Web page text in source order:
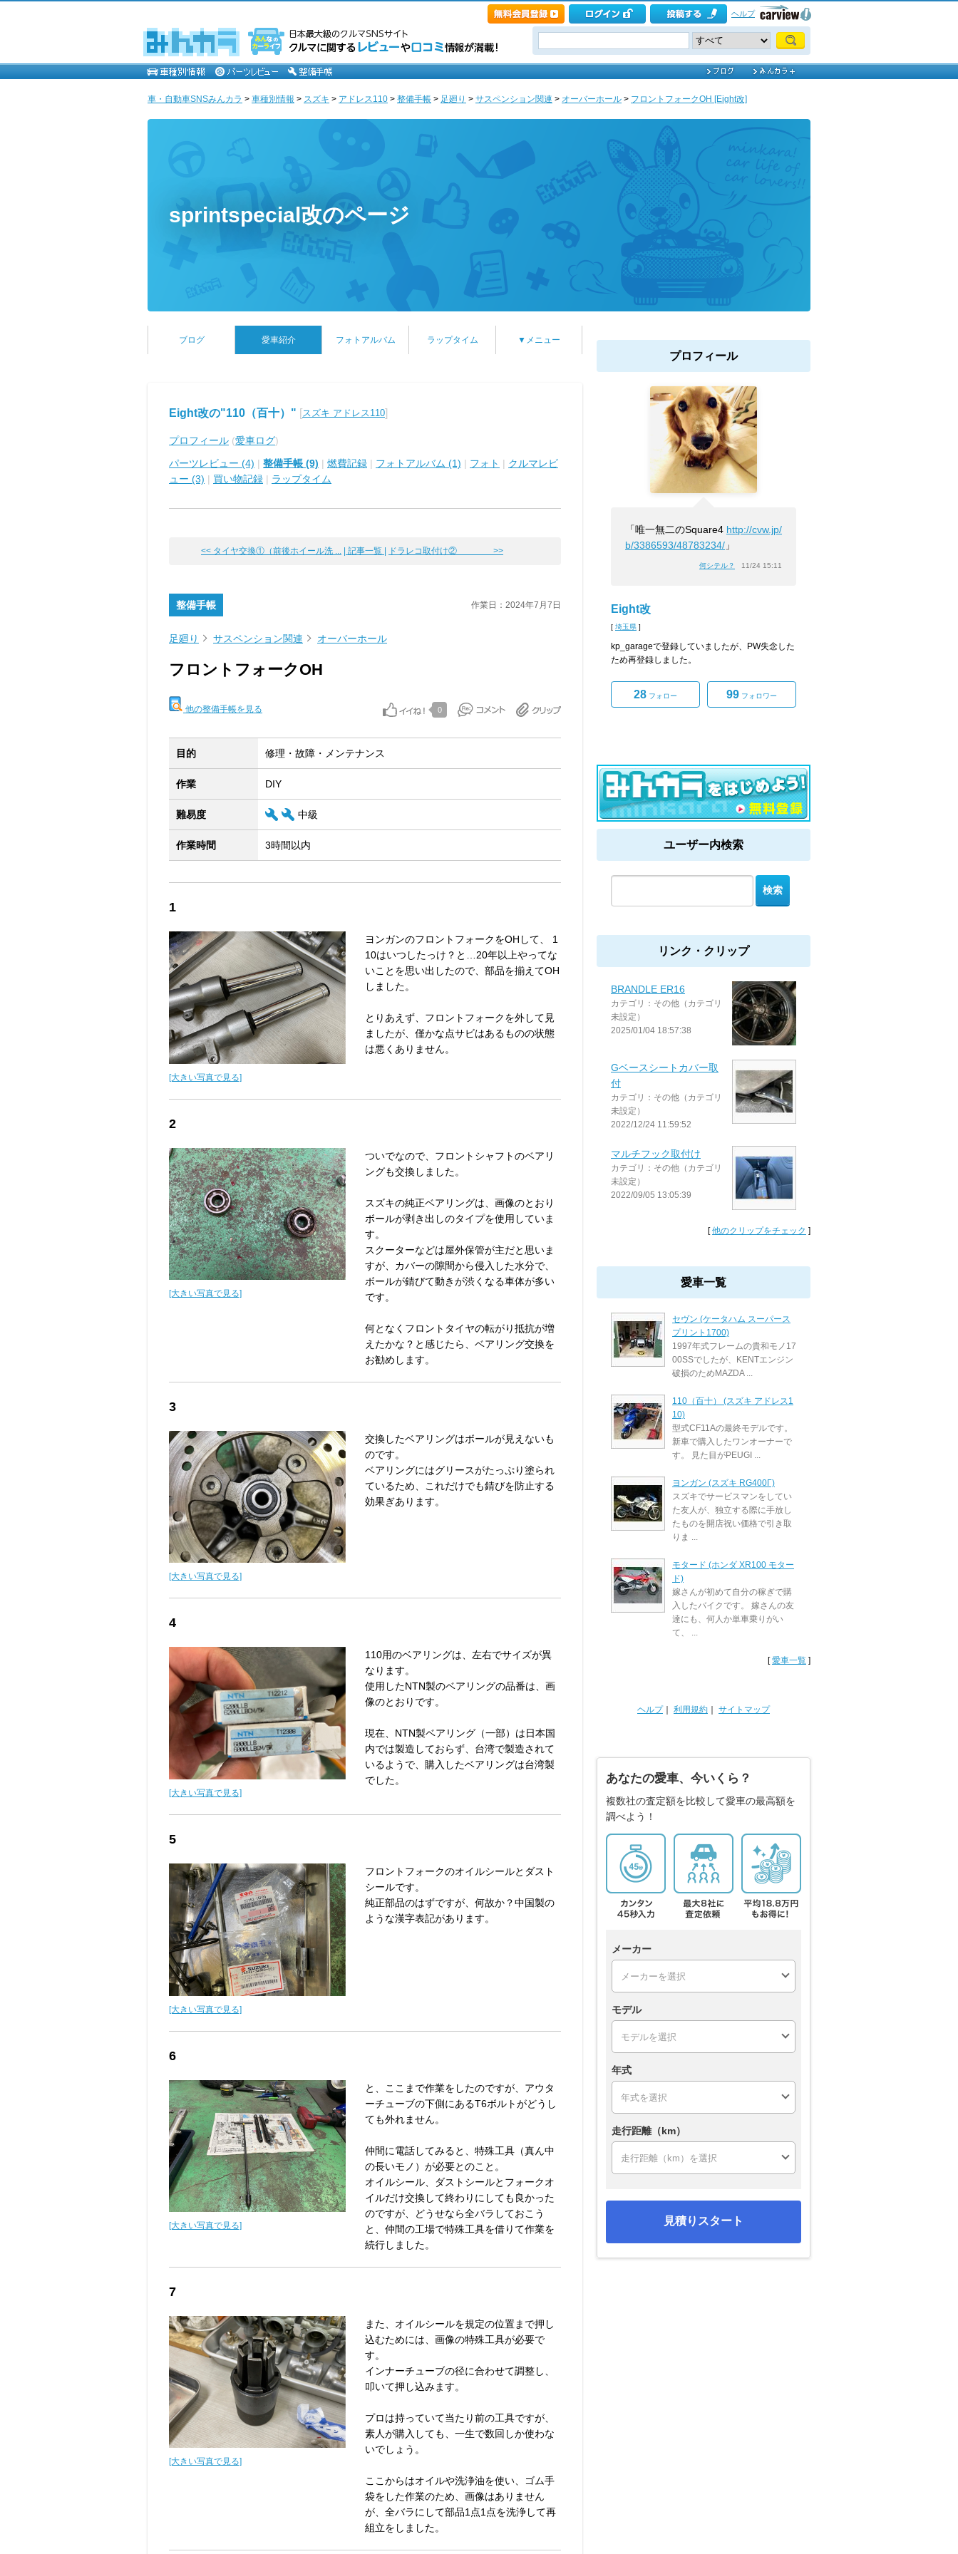
ヘルプ
車・自動車SNSみんカラ > 車種別情報 > スズキ > アドレス110 > 整備手帳 > 足廻り > サスペンション関連 > オーバーホール > フロントフォークOH [Eight改]
sprintspecial改のページ
ブログ 愛車紹介 フォトアルバム ラップタイム ▼メニュー
Eight改の"110（百十）" [スズキ アドレス110]
プロフィール (愛車ログ)
パーツレビュー (4) | 整備手帳 (9) | 燃費記録 | フォトアルバム (1) | フォト | クルマレビ
ュー (3) | 買い物記録 | ラップタイム
<< タイヤ交換①（前後ホイール洗 ... | 記事一覧 | ドラレコ取付け② >>
整備手帳 作業日：2024年7月7日
足廻り サスペンション関連 オーバーホール
フロントフォークOH
他の整備手帳を見る 0
目的 修理・故障・メンテナンス
作業 DIY
難易度 中級
作業時間 3時間以内
1
[大きい写真で見る]
ヨンガンのフロントフォークをOHして、 1
10はいつしたっけ？と…20年以上やってな
いことを思い出したので、部品を揃えてOH
しました。
とりあえず、フロントフォークを外して見
ましたが、僅かな点サビはあるものの状態
は悪くありません。
2
[大きい写真で見る]
ついでなので、フロントシャフトのベアリ
ングも交換しました。
スズキの純正ベアリングは、画像のとおり
ボールが剥き出しのタイプを使用していま
す。
スクーターなどは屋外保管が主だと思いま
すが、カバーの隙間から侵入した水分で、
ボールが錆びて動きが渋くなる車体が多い
です。
何となくフロントタイヤの転がり抵抗が増
えたかな？と感じたら、ベアリング交換を
お勧めします。
3
[大きい写真で見る]
交換したベアリングはボールが見えないも
のです。
ベアリングにはグリースがたっぷり塗られ
ているため、これだけでも錆びを防止する
効果ぎあります。
4
[大きい写真で見る]
110用のベアリングは、左右でサイズが異
なります。
使用したNTN製のベアリングの品番は、画
像のとおりです。
現在、NTN製ベアリング（一部）は日本国
内では製造しておらず、台湾で製造されて
いるようで、購入したベアリングは台湾製
でした。
5
[大きい写真で見る]
フロントフォークのオイルシールとダスト
シールです。
純正部品のはずですが、何故か？中国製の
ような漢字表記があります。
6
[大きい写真で見る]
と、ここまで作業をしたのですが、アウタ
ーチューブの下側にあるT6ボルトがどうし
ても外れません。
仲間に電話してみると、特殊工具（真ん中
の長いモノ）が必要とのこと。
オイルシール、ダストシールとフォークオ
イルだけ交換して終わりにしても良かった
のですが、どうせなら全バラしておこう
と、仲間の工場で特殊工具を借りて作業を
続行しました。
7
[大きい写真で見る]
また、オイルシールを規定の位置まで押し
込むためには、画像の特殊工具が必要で
す。
インナーチューブの径に合わせて調整し、
叩いて押し込みます。
プロは持っていて当たり前の工具ですが、
素人が購入しても、一生で数回しか使わな
いでしょう。
ここからはオイルや洗浄油を使い、ゴム手
袋をした作業のため、画像はありません
が、全バラにして部品1点1点を洗浄して再
組立をしました。
プロフィール
「唯一無二のSquare4 http://cvw.jp/
b/3386593/48783234/ 」
何シテル？ 11/24 15:11
Eight改
[ 埼玉県 ]
kp_garageで登録していましたが、PW失念した
ため再登録しました。
28 フォロー 99 フォロワー
ユーザー内検索
リンク・クリップ
BRANDLE ER16
カテゴリ：その他（カテゴリ
未設定）
2025/01/04 18:57:38
Gベースシートカバー取
付
カテゴリ：その他（カテゴリ
未設定）
2022/12/24 11:59:52
マルチフック取付け
カテゴリ：その他（カテゴリ
未設定）
2022/09/05 13:05:39
[他のクリップをチェック ]
愛車一覧
セヴン (ケータハム スーパース
プリント1700)
1997年式フレームの貴和モノ17
00SSでしたが、KENTエンジン
破損のためMAZDA ...
110（百十） (スズキ アドレス1
10)
型式CF11Aの最終モデルです。
新車で購入したワンオーナーで
す。 見た目がPEUGI ...
ヨンガン (スズキ RG400Γ)
スズキでサービスマンをしてい
た友人が、独立する際に手放し
たものを開店祝い価格で引き取
りま ...
モタード (ホンダ XR100 モター
ド)
嫁さんが初めて自分の稼ぎで購
入したバイクです。 嫁さんの友
達にも、何人か単車乗りがい
て、 ...
[愛車一覧 ]
ヘルプ｜ 利用規約 サイトマップ
あなたの愛車、今いくら？
複数社の査定額を比較して愛車の最高額を
調べよう！
メーカー
モデル
年式
走行距離（km）
見積りスタート